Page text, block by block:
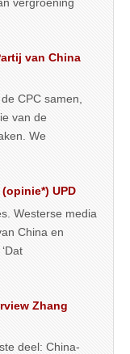
van China
CPC samen,
van de
We
UPD
Westerse media
China en
Zhang
deel: China-